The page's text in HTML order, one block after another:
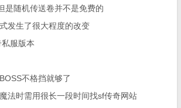
是随机传送卷并不是免费的
发生了很大程度的改变
服版本
不格挡就够了
法时需用很长一段时间找sf传奇网站